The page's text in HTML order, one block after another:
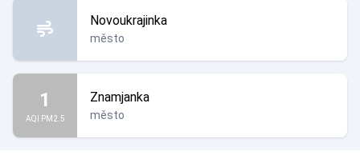
Novoukrajinka
město
1
AQI PM2.5
Znamjanka
město